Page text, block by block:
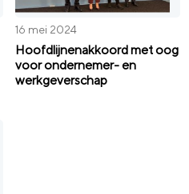
16 mei 2024
Hoofdlijnenakkoord met oog
voor ondernemer- en
werkgeverschap